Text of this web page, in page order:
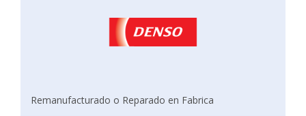
Remanufacturado o Reparado en Fabrica